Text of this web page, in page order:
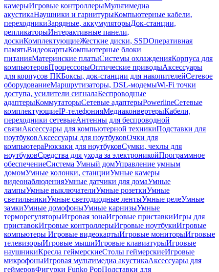
камерыИгровые контроллерыМультимедиа
акустикаНаушники и гарнитурыКомпьютерные кабели,
переходникиЗарядные, аккумуляторыДок-станции,
репликаторыИнтерактивные панели,
доскиКомплектующиеЖесткие диски, SSDОперативная
памятьВидеокартыКомпьютерные блоки
питанияМатеринские платыСистемы охлажденияКорпуса для
компьютеровПроцессорыОптические приводыАксессуары
для корпусов ПКБоксы, док-станции для накопителейСетевое
оборудованиеМаршрутизаторы, DSL-модемыWi-Fi точки
доступа, усилители сигналаБеспроводные
адаптерыКоммутаторыСетевые адаптерыPowerlineСетевые
комплектующиеIP-телефонияМедиаконвертерыКабели,
переходники сетевыеАнтенны для беспроводной
связиАксессуары для компьютерной техникиПодставки для
ноутбуковАксессуары для ноутбуковОчки для
компьютераРюкзаки для ноутбуковСумки, чехлы для
ноутбуковСредства для ухода за электроникойПрограммное
обеспечениеСистема Умный домУправление умным
домомУмные колонки, станцииУмные камеры
видеонаблюденияУмные датчики для домаУмные
лампыУмные выключателиУмные розеткиУмные
светильникиУмные светодиодные лентыУмные релеУмные
замкиУмные домофоныУмные карнизыУмные
терморегуляторыИгровая зонаИгровые приставкиИгры для
приставокИгровые контроллерыИгровые ноутбукиИгровые
компьютеры Игровые видеокартыИгровые мониторыИгровые
телевизорыИгровые мышиИгровые клавиатурыИгровые
наушникиКресла геймерскиеСтолы геймерскиеИгровые
микрофоныИгровая мультимедиа акустикаАксессуары для
геймеровФигурки Funko PopПодставки для